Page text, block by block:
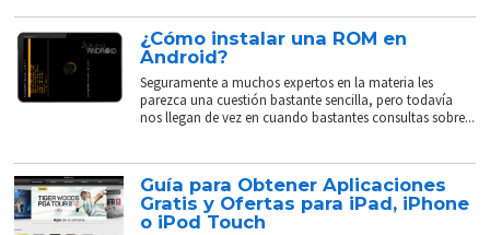
¿Cómo instalar una ROM en
Android?
Seguramente a muchos expertos en la materia les
parezca una cuestión bastante sencilla, pero todavía
nos llegan de vez en cuando bastantes consultas sobre...
Guía para Obtener Aplicaciones
Gratis y Ofertas para iPad, iPhone
o iPod Touch